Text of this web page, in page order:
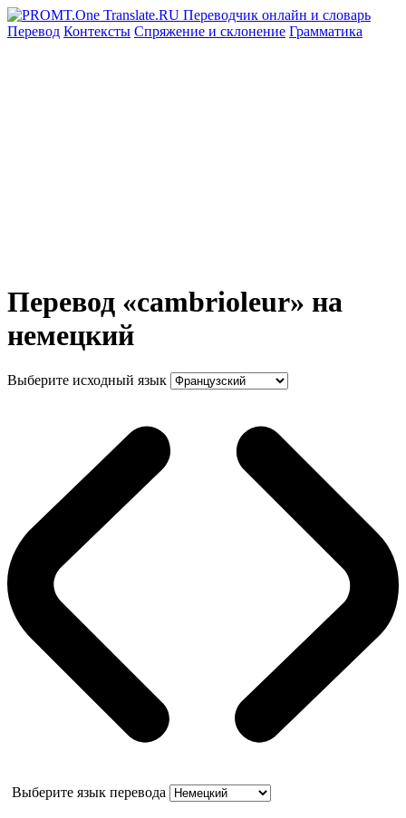
Перевод Контексты Спряжение и склонение Грамматика
Перевод «cambrioleur» на
немецкий
Выберите исходный язык
Выберите язык перевода